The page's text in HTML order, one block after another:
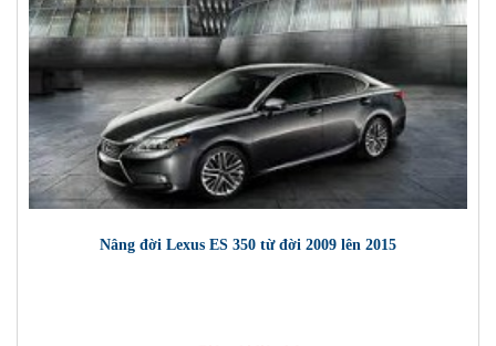
Nâng đời Lexus ES 350 từ đời 2009 lên 2015